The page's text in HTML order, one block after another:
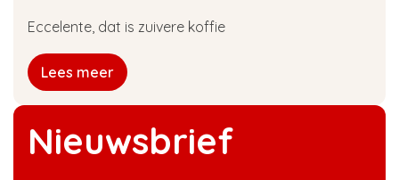
Nieuwsbrief
Eccelente, dat is zuivere koffie
Lees meer